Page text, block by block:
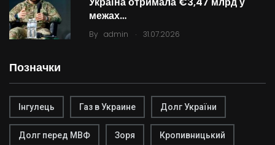
межах…
By admin . 31.07.2026
Позначки
Інгулець Газ в Украине Долг України
Долг перед МВФ Зоря Кропивницький